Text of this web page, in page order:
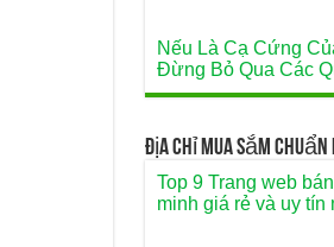
Nếu Là Cạ Cứng
Đừng Bỏ Qua Các
Địa Chỉ Mua Sắm
Top 9 Trang web
minh giá rẻ và uy tín